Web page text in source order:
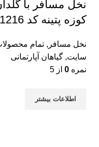
نخل مسافر با
کوزه پتینه کد 1216
نخل مسافر , تمام
سایت, گیاهان آپارتمانی
نمره 0 از 5
اطلاعات بیشتر